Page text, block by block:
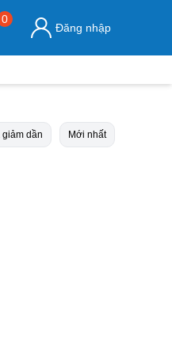
0
Đăng nhập
giảm dần Mới nhất